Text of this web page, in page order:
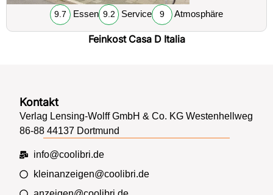
9.7 Essen 9.2 Service 9 Atmosphäre
Feinkost Casa D Italia
Kontakt
Verlag Lensing-Wolff GmbH & Co. KG Westenhellweg
86-88 44137 Dortmund
info@coolibri.de
kleinanzeigen@coolibri.de